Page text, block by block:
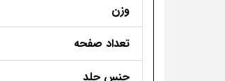
وزن
تعداد صفحه
جنس جلد